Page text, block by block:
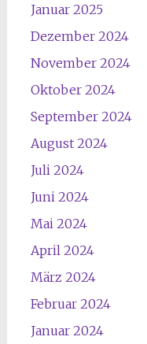
Januar 2025
Dezember 2024
November 2024
Oktober 2024
September 2024
August 2024
Juli 2024
Juni 2024
Mai 2024
April 2024
März 2024
Februar 2024
Januar 2024